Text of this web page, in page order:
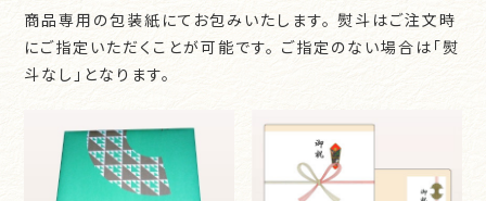
商品専用の包装紙にてお包みいたします。 熨斗はご注文時
にご指定いただくことが可能です。 ご指定のない場合は「熨
斗なし」となります。